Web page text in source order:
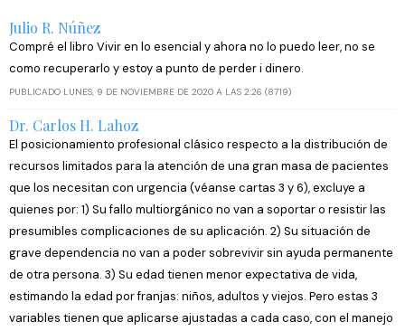
nuestros partners de redes sociales, publicidad y análisis
web, quienes pueden combinarla con otra información
que les haya proporcionado o que hayan recopilado a
partir del uso que haya hecho de sus servicios.
Julio R. Núñez
Compré el libro Vivir en lo esencial y ahora no lo puedo leer, no se
como recuperarlo y estoy a punto de perder i dinero.
PUBLICADO LUNES, 9 DE NOVIEMBRE DE 2020 A LAS 2:26 (8719)
Dr. Carlos H. Lahoz
El posicionamiento profesional clásico respecto a la distribución de
recursos limitados para la atención de una gran masa de pacientes
que los necesitan con urgencia (véanse cartas 3 y 6), excluye a
quienes por: 1) Su fallo multiorgánico no van a soportar o resistir las
presumibles complicaciones de su aplicación. 2) Su situación de
grave dependencia no van a poder sobrevivir sin ayuda permanente
de otra persona. 3) Su edad tienen menor expectativa de vida,
estimando la edad por franjas: niños, adultos y viejos. Pero estas 3
variables tienen que aplicarse ajustadas a cada caso, con el manejo